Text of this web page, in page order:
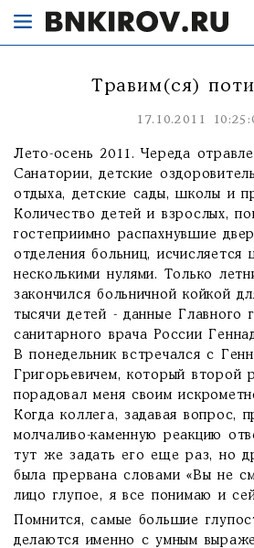
Травим(ся)
17.10.2011
Лето-осень 2011. Череда
Санатории, детские
отдыха, детские сады, школы и
Количество детей и взрослых,
гостеприимно распахнувшие
отделения больниц, исчисляется
несколькими нулями. Только
закончился больничной койкой
тысячи детей - данные Главного
санитарного врача России
В понедельник встречался с
Григорьевичем, который второй
порадовал меня своим
Когда коллега, задавая вопрос,
молчаливо-каменную реакцию
тут же задать его еще раз, но
была прервана словами «Вы не
лицо глупое, я все понимаю и
Помнится, самые большие
делаются именно с умным